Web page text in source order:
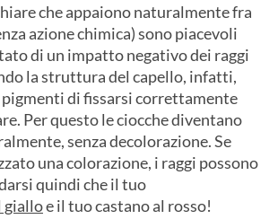
che appaiono naturalmente fra
azione chimica) sono piacevoli
di un impatto negativo dei raggi
la struttura del capello, infatti,
di fissarsi correttamente
Per questo le ciocche diventano
senza decolorazione. Se
una colorazione, i raggi possono
quindi che il tuo
gialloe il tuo castano al rosso!